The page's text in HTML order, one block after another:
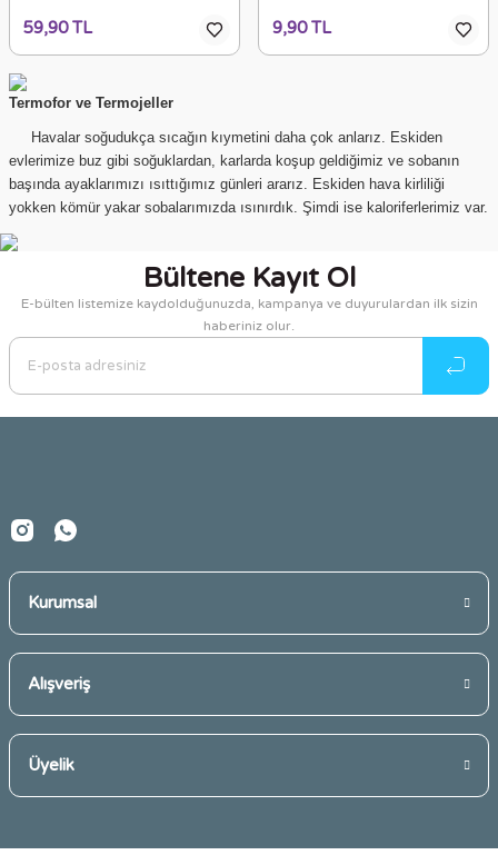
59,90 TL 9,90 TL
Termofor ve Termojeller
Havalar soğudukça sıcağın kıymetini daha çok anlarız. Eskiden
evlerimize buz gibi soğuklardan, karlarda koşup geldiğimiz ve sobanın
başında ayaklarımızı ısıttığımız günleri ararız. Eskiden hava kirliliği
yokken kömür yakar sobalarımızda ısınırdık. Şimdi ise kaloriferlerimiz var.
Yerden ısıtmayla ısınıyor iş yerlerimiz. Yüksek fatura korkusuyla doğalgaz
yakmaya korkar olduk bir yandan. Dolayısıyla çocukluğumuzu daha da
özler olduk. Çocukken o kadar koşturur, soğuk sıcak ayırt etmeden
gezerdik ama gene de hastalanmazdık. Şimdi ise en ufak bir hava
Soğuk havalarda, dışarıdan içeri girince daha çabuk ısınmak için
kullanabileceğimiz
sağlarız.
Bültene Kayıt Ol
E-bülten listemize kaydolduğunuzda, kampanya ve duyurulardan ilk sizin
haberiniz olur.
Kurumsal
Alışveriş
Üyelik